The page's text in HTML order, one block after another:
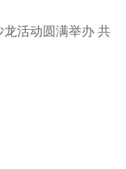
活动圆满举办 共